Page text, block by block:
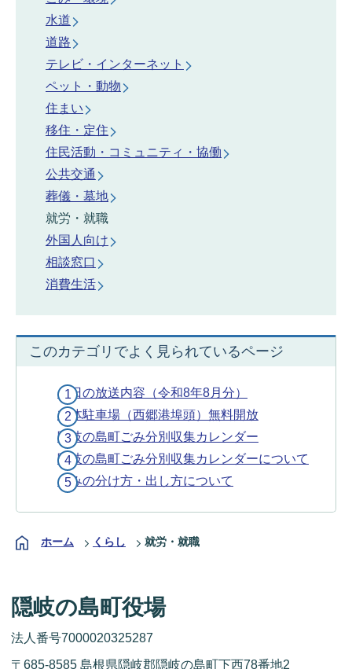
水道
道路
テレビ・インターネット
ペット・動物
住まい
移住・定住
住民活動・コミュニティ・協働
公共交通
葬儀・墓地
就労・就職
外国人向け
相談窓口
消費生活
このカテゴリでよく見られているページ
今日の放送内容（令和8年8月分）
立体駐車場（西郷港埠頭）無料開放
隠岐の島町ごみ分別収集カレンダー
隠岐の島町ごみ分別収集カレンダーについて
ごみの分け方・出し方について
ホーム くらし 就労・就職
隠岐の島町役場
法人番号7000020325287
〒685-8585 島根県隠岐郡隠岐の島町下西78番地2